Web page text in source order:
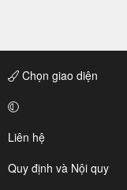
Chọn giao diện
Liên hệ
Quy định và Nội quy